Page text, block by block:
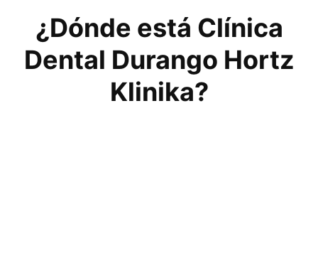
¿Dónde está Clínica
Dental Durango Hortz
Klinika?